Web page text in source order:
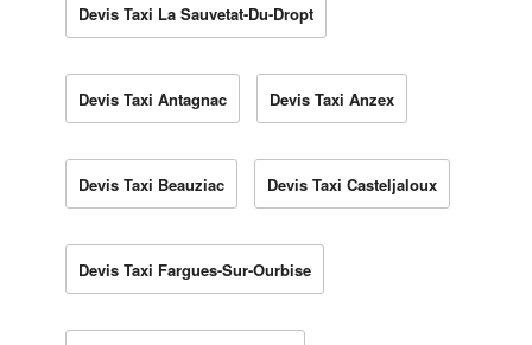
Devis Taxi La Sauvetat-Du-Dropt
Devis Taxi Antagnac Devis Taxi Anzex
Devis Taxi Beauziac Devis Taxi Casteljaloux
Devis Taxi Fargues-Sur-Ourbise